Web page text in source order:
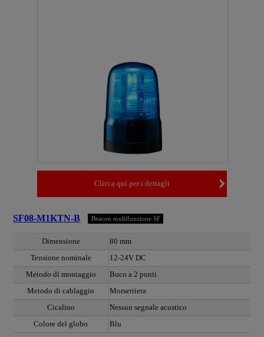
Clicca qui per i dettagli
SF08-M1KTN-B Beacon multifunzione SF
Dimensione
80 mm
Tensione nominale
12-24V DC
Metodo di montaggio
Buco a 2 punti
Metodo di cablaggio
Morsettiera
Cicalino
Nessun segnale acustico
Colore del globo
Blu